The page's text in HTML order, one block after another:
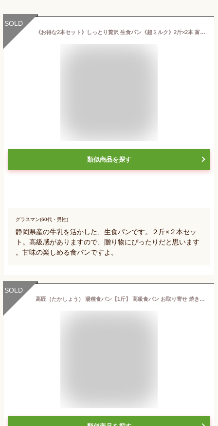
SOLD
《お得な2本セット》しっとり贅沢 生食パン《超ミルク》2斤×2本 富士ミルクランド 自家製 静岡 富士宮 朝霧高原 牛乳食パン ミルク 食パン 美味しい 高級 生 食パン 甘い お取り寄せ パン 食パン ミルクパン 送料無料 おいしい 美味 絶品 逸品 おすすめ ハロウィン
類似商品を探す
グラスマン(60代・男性)
静岡県産の牛乳を活かした、生食パンです。２斤×２本セッ
ト。高級感がありますので、贈り物にぴったりだと思います
。甘味の楽しめる食パンですよ。
SOLD
高匠（たかしょう） 湯種食パン【1斤】 高級食パン お取り寄せ 焼き上げ当日発送